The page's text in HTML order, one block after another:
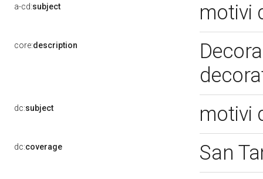
a-cd:subject motivi
core:description
dc:subject motivi
dc:coverage San